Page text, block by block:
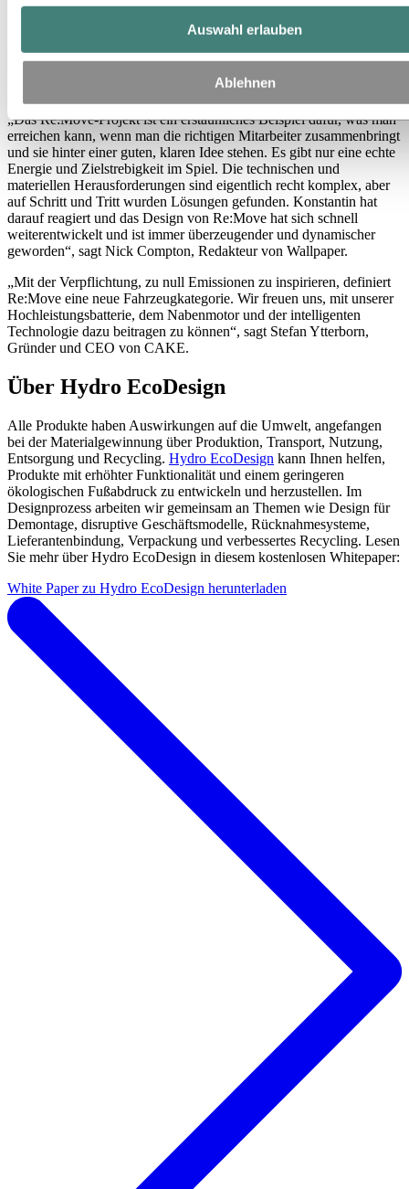
Auswahl erlauben
Ablehnen
Einfachheit und Direktheit, den Pragmatismus schön, sagt Grcic.“
Das Projekt wurde vom Wallpaper* Magazine in Auftrag gegeben,
das sah, dass die Pandemie in gewisser Weise positiv für die
wöchentlich digital zu treffen, ohne dass Reisen erforderlich waren.
„Das Re:Move-Projekt ist ein erstaunliches Beispiel dafür, was man
erreichen kann, wenn man die richtigen Mitarbeiter zusammenbringt
und sie hinter einer guten, klaren Idee stehen. Es gibt nur eine echte
Energie und Zielstrebigkeit im Spiel. Die technischen und
materiellen Herausforderungen sind eigentlich recht komplex, aber
auf Schritt und Tritt wurden Lösungen gefunden. Konstantin hat
darauf reagiert und das Design von Re:Move hat sich schnell
weiterentwickelt und ist immer überzeugender und dynamischer
geworden“, sagt Nick Compton, Redakteur von Wallpaper.
„Mit der Verpflichtung, zu null Emissionen zu inspirieren, definiert
Re:Move eine neue Fahrzeugkategorie. Wir freuen uns, mit unserer
Hochleistungsbatterie, dem Nabenmotor und der intelligenten
Technologie dazu beitragen zu können“, sagt Stefan Ytterborn,
Gründer und CEO von CAKE.
Über Hydro EcoDesign
Alle Produkte haben Auswirkungen auf die Umwelt, angefangen
bei der Materialgewinnung über Produktion, Transport, Nutzung,
Entsorgung und Recycling. Hydro EcoDesign kann Ihnen helfen,
Produkte mit erhöhter Funktionalität und einem geringeren
ökologischen Fußabdruck zu entwickeln und herzustellen. Im
Designprozess arbeiten wir gemeinsam an Themen wie Design für
Demontage, disruptive Geschäftsmodelle, Rücknahmesysteme,
Lieferantenbindung, Verpackung und verbessertes Recycling. Lesen
Sie mehr über Hydro EcoDesign in diesem kostenlosen Whitepaper:
White Paper zu Hydro EcoDesign herunterladen